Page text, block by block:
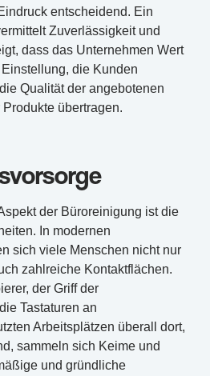
entscheidend. Ein
Zuverlässigkeit und
dass das Unternehmen Wert
die Kunden
Qualität der angebotenen
übertragen.
der Büroreinigung ist die
In modernen
sich viele Menschen nicht nur
zahlreiche Kontaktflächen.
der Griff der
Tastaturen an
Arbeitsplätzen überall dort,
sammeln sich Keime und
und gründliche